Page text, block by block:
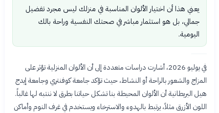
يعني هذا أن اختيار الألوان المناسبة في منزلك ليس مجرد تفضيل
جمالي، بل هو استثمار مباشر في صحتك النفسية وراحة بالك
اليومية.
في يوليو 2026، أشارت دراسات متعددة إلى أن الألوان المنزلية تؤثر على
المزاج والشعور بالراحة أو النشاط، حيث تؤكد جامعة كوفنتري وجامعة إيدج
هيل البريطانية أن الألوان المحيطة بنا تشكل حياتنا بطرق لا ننتبه لها غالباً.
اللون الأزرق مثلاً، يرتبط بالهدوء والاسترخاء ويستخدم في غرف النوم وأماكن